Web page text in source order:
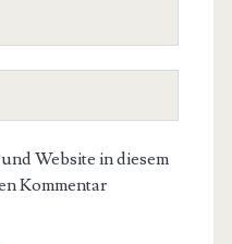
Website in diesem
Kommentar